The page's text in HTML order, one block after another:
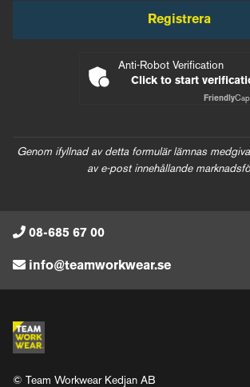
Registrera
Anti-Robot Verification
Click to start
Friendly
Genom ifyllnad av detta formulär lämnas
av e-post innehållande
08-685 67 00
info@teamworkwear.se
© Team Workwear Kedjan AB